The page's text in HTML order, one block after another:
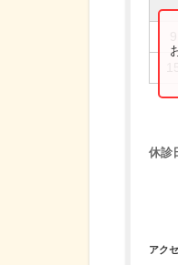
休診
アク